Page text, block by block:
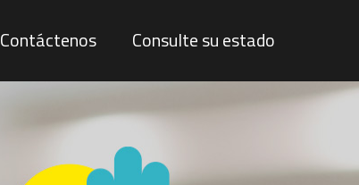
Contáctenos Consulte su estado